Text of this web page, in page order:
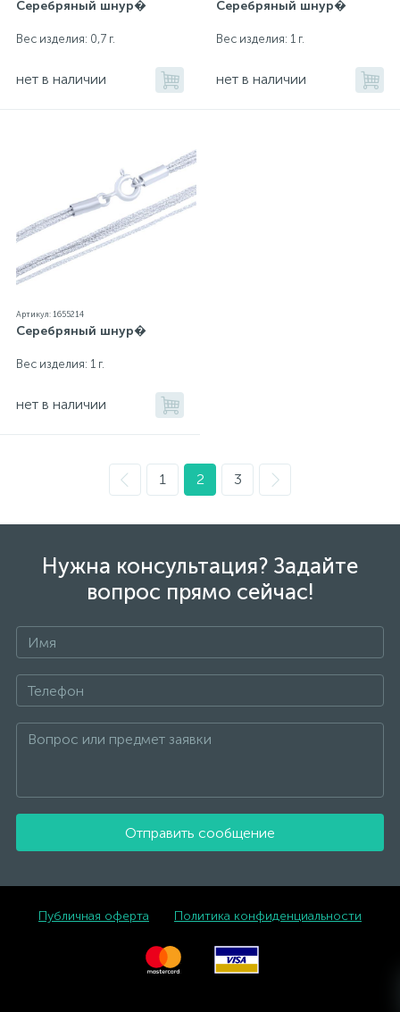
Серебряный шнур�
Вес изделия: 0,7 г.
нет в наличии
Серебряный шнур�
Вес изделия: 1 г.
нет в наличии
Артикул: 1655214
Серебряный шнур�
Вес изделия: 1 г.
нет в наличии
1 2 3
Нужна консультация? Задайте
вопрос прямо сейчас!
Отправить сообщение
Публичная оферта Политика конфиденциальности